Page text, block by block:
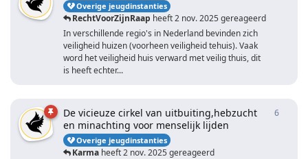
Overige jeugdinstanties
RechtVoorZijnRaap heeft2 nov. 2025gereageerd
In verschillende regio's in Nederland bevinden zich
veiligheid huizen (voorheen veiligheid tehuis). Vaak
word het veiligheid huis verward met veilig thuis, dit
is heeft echter...
De vicieuze cirkel van uitbuiting,hebzucht
en minachting voor menselijk lijden
Overige jeugdinstanties
Karma heeft2 nov. 2025gereageerd
6